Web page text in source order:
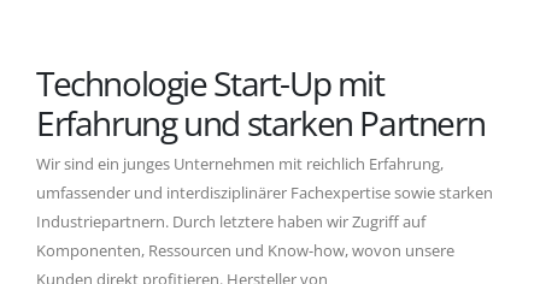
Technologie Start-Up mit
Erfahrung und starken Partnern
Wir sind ein junges Unternehmen mit reichlich Erfahrung,
umfassender und interdisziplinärer Fachexpertise sowie starken
Industriepartnern. Durch letztere haben wir Zugriff auf
Komponenten, Ressourcen und Know-how, wovon unsere
Kunden direkt profitieren. Hersteller von